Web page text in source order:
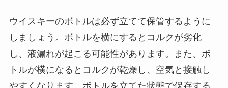
ウイスキーのボトルは必ず立てて保管するように
しましょう。ボトルを横にするとコルクが劣化
し、液漏れが起こる可能性があります。また、ボ
トルが横になるとコルクが乾燥し、空気と接触し